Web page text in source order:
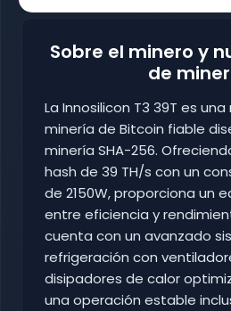
Sobre el minero y
de
La Innosilicon T3 39T es
minería de Bitcoin fiable
minería SHA-256.
hash de 39 TH/s con un
de 2150W, proporciona un
entre eficiencia y
cuenta con un avanzado
refrigeración con
disipadores de calor
una operación estable